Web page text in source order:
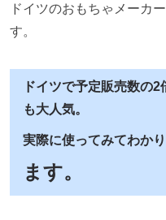
ドイツのおもちゃメーカー
す。
ドイツで予定販売数の
も大人気。
実際に使ってみてわかり
ます。